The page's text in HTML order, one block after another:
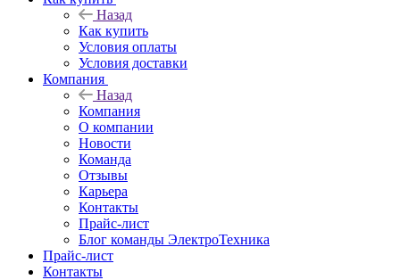
Назад
Как купить
Условия оплаты
Условия доставки
Компания
Назад
Компания
О компании
Новости
Команда
Отзывы
Карьера
Контакты
Прайс-лист
Блог команды ЭлектроТехника
Прайс-лист
Контакты